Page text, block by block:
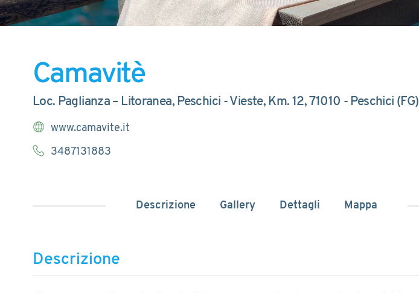
Camavitè
Loc. Paglianza – Litoranea, Peschici - Vieste, Km. 12, 71010 - Peschici (FG)
www.camavite.it
3487131883
Descrizione Gallery Dettagli Mappa
Descrizione